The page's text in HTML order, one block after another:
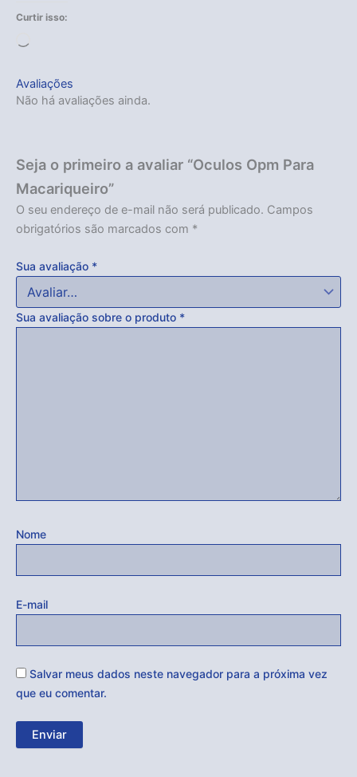
Curtir isso:
Avaliações
Não há avaliações ainda.
Seja o primeiro a avaliar “Oculos Opm Para
Macariqueiro”
O seu endereço de e-mail não será publicado. Campos
obrigatórios são marcados com *
Sua avaliação *
Sua avaliação sobre o produto *
Nome
E-mail
Salvar meus dados neste navegador para a próxima vez
que eu comentar.